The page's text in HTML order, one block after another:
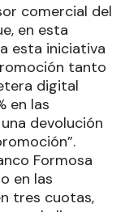
comercial del
en esta
esta iniciativa
tanto
digital
en las
devolución
Formosa
en las
tres cuotas,